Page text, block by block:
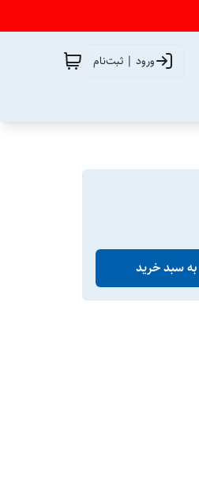
ورود | ثبت‌نام
سبد خرید